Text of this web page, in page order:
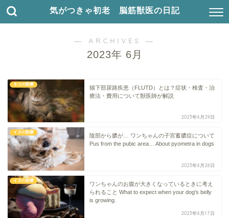
気がつきゃ初老 脳筋獣医の日記
― ARCHIVES ―
2023年 6月
ネコの医療
猫下部尿路疾患（FLUTD）とは？症状・検査・治
療法・費用について獣医師が解説
2023年6月29日
イヌの医療
陰部から膿が… ワンちゃんの子宮蓄膿症について
Pus from the pubic area… About pyometra in dogs
2023年6月26日
イヌの医療
ワンちゃんのお腹が大きくなっているときに考え
られること What to expect when your dog's belly
is growing.
2023年6月17日